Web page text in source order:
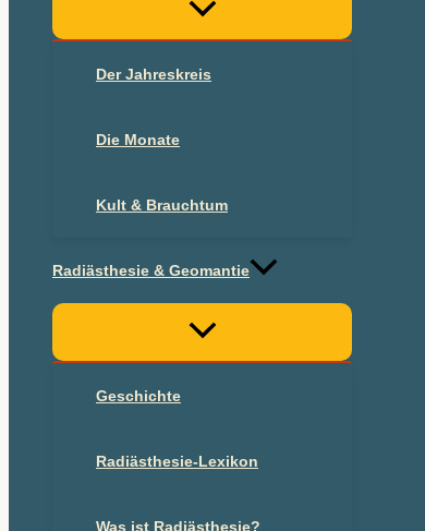
Der Jahreskreis
Die Monate
Kult & Brauchtum
Radiästhesie & Geomantie
Geschichte
Radiästhesie-Lexikon
Was ist Radiästhesie?